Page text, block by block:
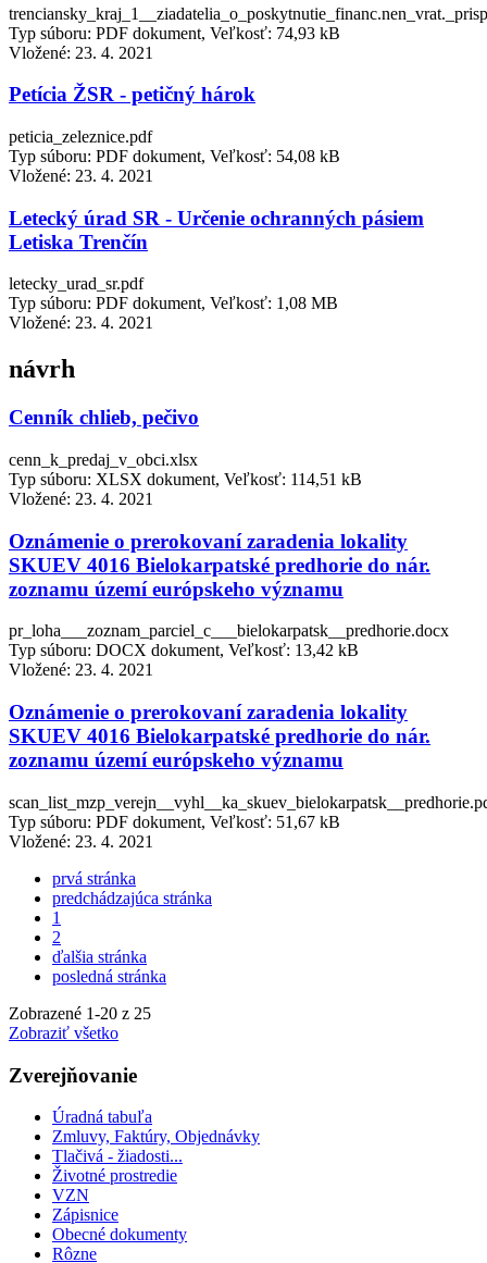
Typ súboru: PDF dokument, Veľkosť: 74,93 kB
Vložené: 23. 4. 2021
Petícia ŽSR - petičný hárok
peticia_zeleznice.pdf
Typ súboru: PDF dokument, Veľkosť: 54,08 kB
Vložené: 23. 4. 2021
Letecký úrad SR - Určenie ochranných pásiem
Letiska Trenčín
letecky_urad_sr.pdf
Typ súboru: PDF dokument, Veľkosť: 1,08 MB
Vložené: 23. 4. 2021
návrh
Cenník chlieb, pečivo
cenn_k_predaj_v_obci.xlsx
Typ súboru: XLSX dokument, Veľkosť: 114,51 kB
Vložené: 23. 4. 2021
Oznámenie o prerokovaní zaradenia lokality
SKUEV 4016 Bielokarpatské predhorie do nár.
zoznamu území európskeho významu
pr_loha___zoznam_parciel_c___bielokarpatsk__predhorie.docx
Typ súboru: DOCX dokument, Veľkosť: 13,42 kB
Vložené: 23. 4. 2021
Oznámenie o prerokovaní zaradenia lokality
SKUEV 4016 Bielokarpatské predhorie do nár.
zoznamu území európskeho významu
Typ súboru: PDF dokument, Veľkosť: 51,67 kB
Vložené: 23. 4. 2021
prvá stránka
predchádzajúca stránka
1
2
ďalšia stránka
posledná stránka
Zobrazené 1-20 z 25
Zobraziť všetko
Zverejňovanie
Úradná tabuľa
Zmluvy, Faktúry, Objednávky
Tlačivá - žiadosti...
Životné prostredie
VZN
Zápisnice
Obecné dokumenty
Rôzne